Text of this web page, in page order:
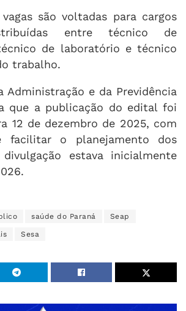
são voltadas para cargos
entre técnico de
de laboratório e técnico
trabalho.
Administração e da Previdência
que a publicação do edital foi
12 de dezembro de 2025, com
facilitar o planejamento dos
estava inicialmente
saúde do Paraná Seap
Sesa